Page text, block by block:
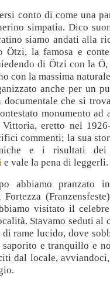
conto di come una
simpatia. Dico
siamo andati alla
Ötzi, la famosa e
di Ötzi con la
con la massima
anche per un
documentale che si
monumento ad
eretto nel
commenti; la sua
e i risultati
e vale la pena di leggerli.
abbiamo pranzato
visitato il
Stavamo seduti al
rame lucido, dove
e tranquillo e
dal locale,